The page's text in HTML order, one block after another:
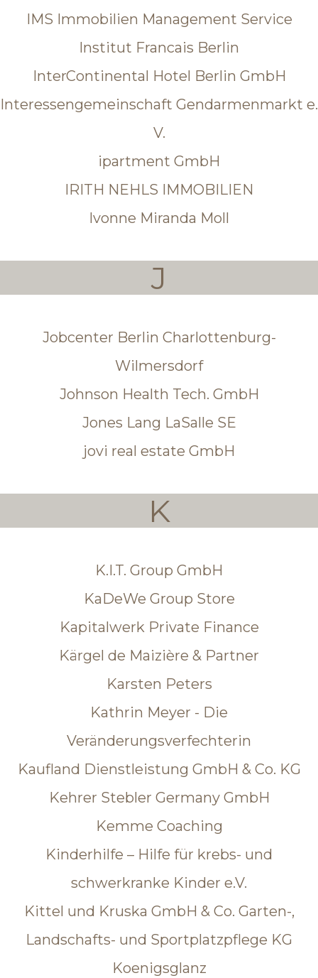
IMS Immobilien Management Service
Institut Francais Berlin
InterContinental Hotel Berlin GmbH
Interessengemeinschaft Gendarmenmarkt e.
V.
ipartment GmbH
IRITH NEHLS IMMOBILIEN
Ivonne Miranda Moll
J
Jobcenter Berlin Charlottenburg-
Wilmersdorf
Johnson Health Tech. GmbH
Jones Lang LaSalle SE
jovi real estate GmbH
K
K.I.T. Group GmbH
KaDeWe Group Store
Kapitalwerk Private Finance
Kärgel de Maizière & Partner
Karsten Peters
Kathrin Meyer - Die
Veränderungsverfechterin
Kaufland Dienstleistung GmbH & Co. KG
Kehrer Stebler Germany GmbH
Kemme Coaching
Kinderhilfe – Hilfe für krebs- und
schwerkranke Kinder e.V.
Kittel und Kruska GmbH & Co. Garten-,
Landschafts- und Sportplatzpflege KG
Koenigsglanz